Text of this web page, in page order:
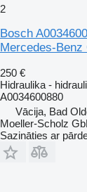
2
Bosch
Mercedes-Benz
250 €
Hidraulika -
A0034600880
Vācija, Bad
Moeller-Scholz
Sazināties ar